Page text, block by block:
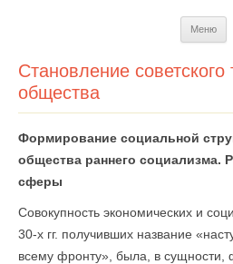
Меню
Становление советского
общества
Формирование социальной
общества раннего социализма.
сферы
Совокупность экономических и
30-х гг. получивших название
всему фронту», была, в сущности,